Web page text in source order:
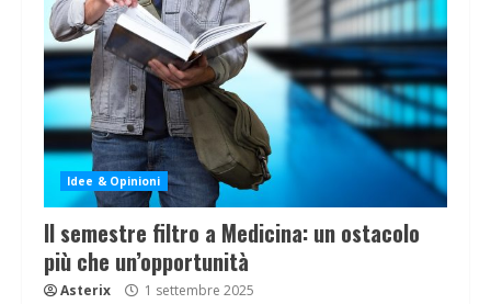
Idee & Opinioni
Il semestre filtro a Medicina: un ostacolo
più che un’opportunità
Asterix 1 settembre 2025